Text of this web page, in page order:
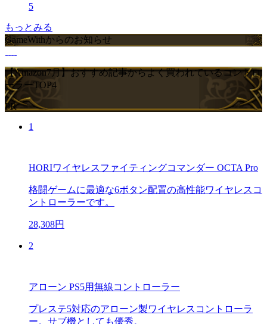
5
もっとみる
GameWithからのお知らせ
【Amazon7月】おすすめ記事からよく買われているコントロ
ーラーTOP4
PR
1
HORIワイヤレスファイティングコマンダー OCTA Pro
格闘ゲームに最適な6ボタン配置の高性能ワイヤレスコ
ントローラーです。
28,308円
2
アローン PS5用無線コントローラー
プレステ5対応のアローン製ワイヤレスコントローラ
ー。サブ機としても優秀。